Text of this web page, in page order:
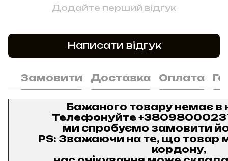
Додайте перший відгук
Написати відгук
Замовити Доставка Оплата
Бажаного товару немає в
Телефонуйте
ми спробуємо замовити
PS: Зважаючи на те, що товар
кордону,